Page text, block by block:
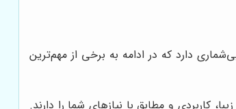
دارد که در ادامه به برخی از مهم‌ترین
و مطابق با نیازهای شما را دارند.